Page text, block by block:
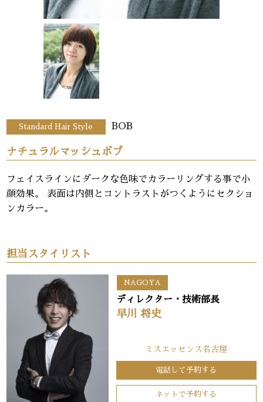
Standard Hair Style BOB
ナチュラルマッシュボブ
フェイスラインにダークな色味でカラーリングする事で小
顔効果。 表面は内側とコントラストがつくようにセクショ
ンカラー。
担当スタイリスト
NAGOYA
ディレクター・技術部長
早川 将史
ミスエッセンス名古屋
電話して予約する
ネットで予約する